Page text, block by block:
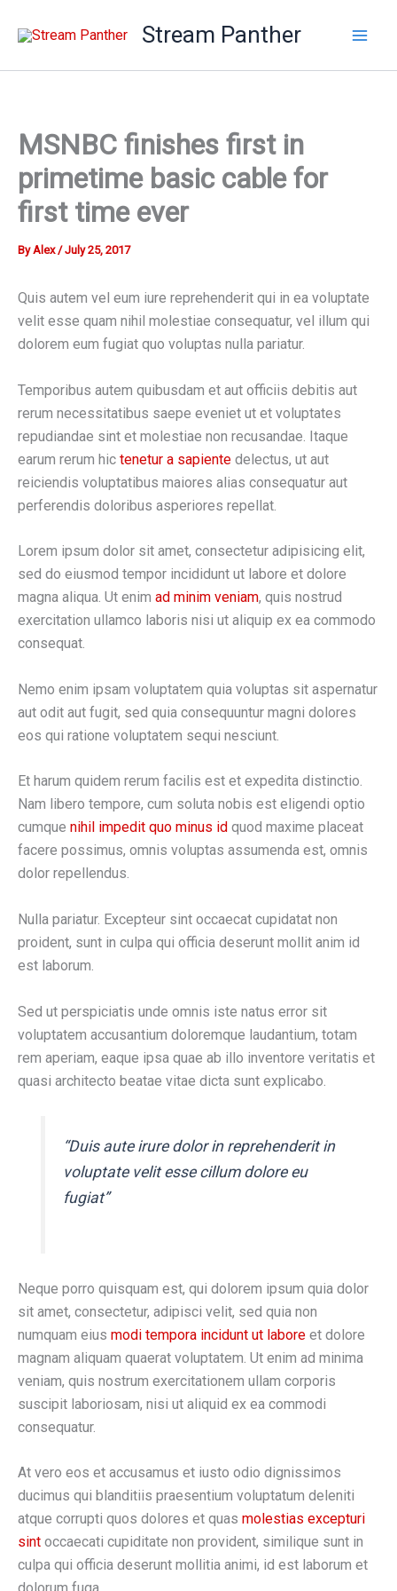
Stream Panther
MSNBC finishes first in
primetime basic cable for
first time ever
ByAlex/July 25, 2017
Quis autem vel eum iure reprehenderit qui in ea voluptate
velit esse quam nihil molestiae consequatur, vel illum qui
dolorem eum fugiat quo voluptas nulla pariatur.
Temporibus autem quibusdam et aut officiis debitis aut
rerum necessitatibus saepe eveniet ut et voluptates
repudiandae sint et molestiae non recusandae. Itaque
earum rerum hic tenetur a sapiente delectus, ut aut
reiciendis voluptatibus maiores alias consequatur aut
perferendis doloribus asperiores repellat.
Lorem ipsum dolor sit amet, consectetur adipisicing elit,
sed do eiusmod tempor incididunt ut labore et dolore
magna aliqua. Ut enim ad minim veniam, quis nostrud
exercitation ullamco laboris nisi ut aliquip ex ea commodo
consequat.
Nemo enim ipsam voluptatem quia voluptas sit aspernatur
aut odit aut fugit, sed quia consequuntur magni dolores
eos qui ratione voluptatem sequi nesciunt.
Et harum quidem rerum facilis est et expedita distinctio.
Nam libero tempore, cum soluta nobis est eligendi optio
cumque nihil impedit quo minus id quod maxime placeat
facere possimus, omnis voluptas assumenda est, omnis
dolor repellendus.
Nulla pariatur. Excepteur sint occaecat cupidatat non
proident, sunt in culpa qui officia deserunt mollit anim id
est laborum.
Sed ut perspiciatis unde omnis iste natus error sit
voluptatem accusantium doloremque laudantium, totam
rem aperiam, eaque ipsa quae ab illo inventore veritatis et
quasi architecto beatae vitae dicta sunt explicabo.
“Duis aute irure dolor in reprehenderit in
voluptate velit esse cillum dolore eu
fugiat”
Neque porro quisquam est, qui dolorem ipsum quia dolor
sit amet, consectetur, adipisci velit, sed quia non
numquam eius modi tempora incidunt ut labore et dolore
magnam aliquam quaerat voluptatem. Ut enim ad minima
veniam, quis nostrum exercitationem ullam corporis
suscipit laboriosam, nisi ut aliquid ex ea commodi
consequatur.
At vero eos et accusamus et iusto odio dignissimos
ducimus qui blanditiis praesentium voluptatum deleniti
atque corrupti quos dolores et quas molestias excepturi
sint occaecati cupiditate non provident, similique sunt in
culpa qui officia deserunt mollitia animi, id est laborum et